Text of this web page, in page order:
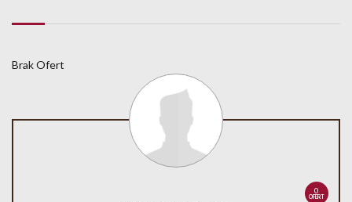
Brak Ofert
0
OFERT